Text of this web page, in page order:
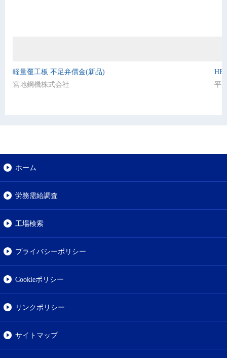
軽量覆工板 不足弁償金(新品)
宮地鋼機株式会社
平
ホーム
労務需給調査
工場検索
プライバシーポリシー
Cookieポリシー
リンクポリシー
サイトマップ